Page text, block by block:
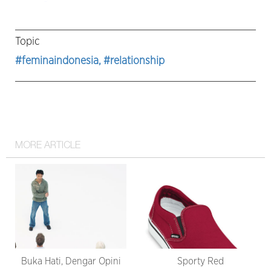
Topic
#feminaindonesia, #relationship
MORE ARTICLE
Buka Hati, Dengar Opini Sporty Red